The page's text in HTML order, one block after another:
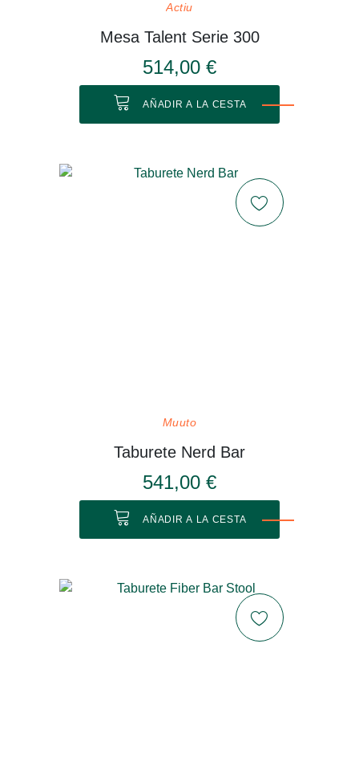
Actiu
Mesa Talent Serie 300
514,00 €
AÑADIR A LA CESTA
Muuto
Taburete Nerd Bar
541,00 €
AÑADIR A LA CESTA